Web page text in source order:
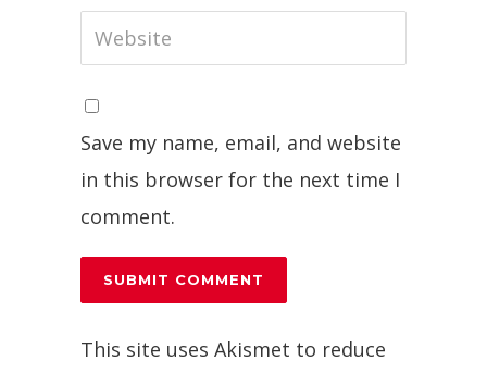
Save my name, email, and website
in this browser for the next time I
comment.
This site uses Akismet to reduce